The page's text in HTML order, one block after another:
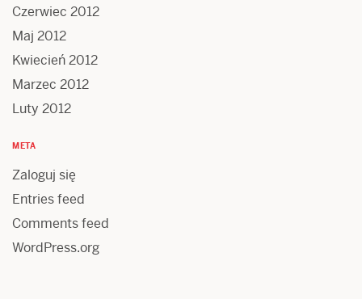
Czerwiec 2012
Maj 2012
Kwiecień 2012
Marzec 2012
Luty 2012
META
Zaloguj się
Entries feed
Comments feed
WordPress.org